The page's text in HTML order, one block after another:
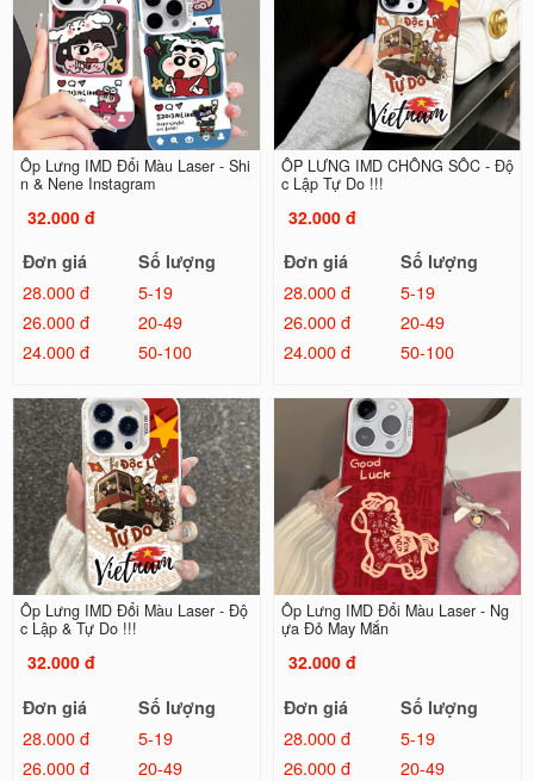
Ốp Lưng IMD Đổi Màu Laser - Shi
n & Nene Instagram
32.000 đ
Đơn giá
Số lượng
28.000 đ
5-19
26.000 đ
20-49
24.000 đ
50-100
ỐP LƯNG IMD CHỐNG SỐC - Độ
c Lập Tự Do !!!
32.000 đ
Đơn giá
Số lượng
28.000 đ
5-19
26.000 đ
20-49
24.000 đ
50-100
Ốp Lưng IMD Đổi Màu Laser - Độ
c Lập & Tự Do !!!
32.000 đ
Đơn giá
Số lượng
28.000 đ
5-19
26.000 đ
20-49
Ốp Lưng IMD Đổi Màu Laser - Ng
ựa Đỏ May Mắn
32.000 đ
Đơn giá
Số lượng
28.000 đ
5-19
26.000 đ
20-49